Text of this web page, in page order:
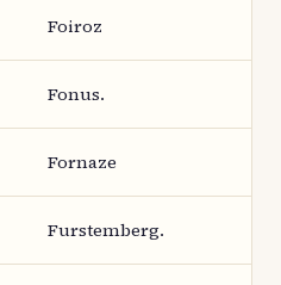
Foiroz
Fonus.
Fornaze
Furstemberg.